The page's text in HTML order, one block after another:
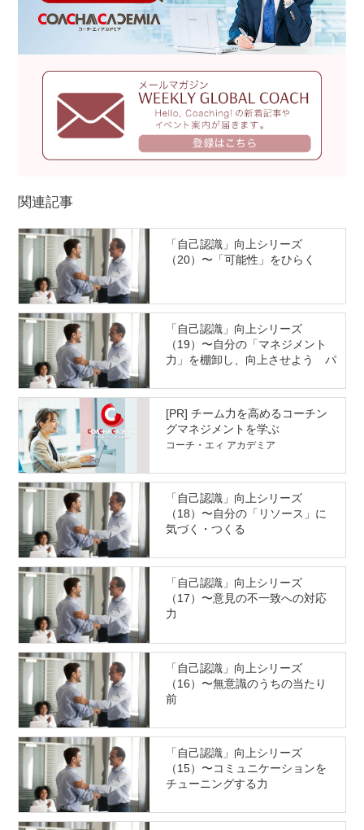
関連記事
「自己認識」向上シリーズ
（20）〜「可能性」をひらく
「自己認識」向上シリーズ
（19）〜自分の「マネジメント
力」を棚卸し、向上させよう パ
[PR] チーム力を高めるコーチン
グマネジメントを学ぶ
コーチ・エィ アカデミア
「自己認識」向上シリーズ
（18）〜自分の「リソース」に
気づく・つくる
「自己認識」向上シリーズ
（17）〜意見の不一致への対応
力
「自己認識」向上シリーズ
（16）〜無意識のうちの当たり
前
「自己認識」向上シリーズ
（15）〜コミュニケーションを
チューニングする力